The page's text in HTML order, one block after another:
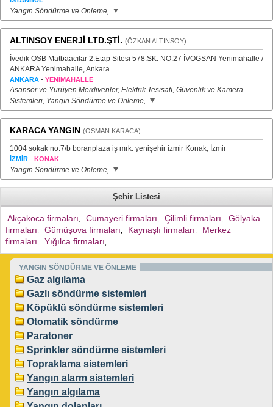
Yangın Söndürme ve Önleme,
ALTINSOY ENERJİ LTD.ŞTİ. (ÖZKAN ALTINSOY)
İvedik OSB Matbaacılar 2.Etap Sitesi 578.SK. NO:27 İVOGSAN Yenimahalle /
ANKARA Yenimahalle, Ankara
ANKARA - YENİMAHALLE
Asansör ve Yürüyen Merdivenler, Elektrik Tesisatı, Güvenlik ve Kamera
Sistemleri, Yangın Söndürme ve Önleme,
KARACA YANGIN (OSMAN KARACA)
1004 sokak no:7/b boranplaza iş mrk. yenişehir izmir Konak, İzmir
İZMİR - KONAK
Yangın Söndürme ve Önleme,
Şehir Listesi
Akçakoca firmaları Cumayeri firmaları Çilimli firmaları
Gölyaka
firmaları
Gümüşova firmaları Kaynaşlı firmaları
Merkez
firmaları
Yığılca firmaları
YANGIN SÖNDÜRME VE ÖNLEME
Gaz algılama
Gazlı söndürme sistemleri
Köpüklü söndürme sistemleri
Otomatik söndürme
Paratoner
Sprinkler söndürme sistemleri
Topraklama sistemleri
Yangın alarm sistemleri
Yangın algılama